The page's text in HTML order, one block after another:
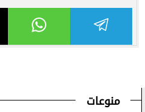
منوعات